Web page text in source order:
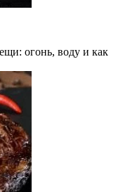
огонь, воду и как